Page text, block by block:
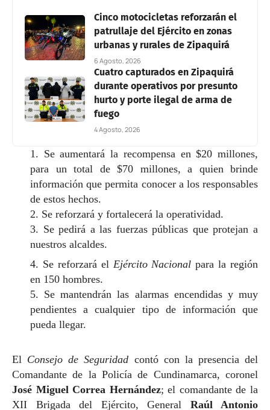
Cinco motocicletas reforzarán el
patrullaje del Ejército en zonas
urbanas y rurales de Zipaquirá
6 Agosto, 2026
Cuatro capturados en Zipaquirá
durante operativos por presunto
hurto y porte ilegal de arma de
fuego
4 Agosto, 2026
1. Se aumentará la recompensa en $20 millones,
para un total de $70 millones, a quien brinde
información que permita conocer a los responsables
de estos hechos.
2. Se reforzará y fortalecerá la operatividad.
3. Se pedirá a las fuerzas públicas que protejan a
nuestros alcaldes.
4. Se reforzará el Ejército Nacional para la región
en 150 hombres.
5. Se mantendrán las alarmas encendidas y muy
pendientes a cualquier tipo de información que
pueda llegar.
El Consejo de Seguridad contó con la presencia del
Comandante de la Policía de Cundinamarca, coronel
José Miguel Correa Hernández; el comandante de la
XII Brigada del Ejército, General Raúl Antonio